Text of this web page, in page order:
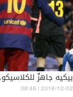
بيكيه جاهزٌ
08:46 | 2016-12-02